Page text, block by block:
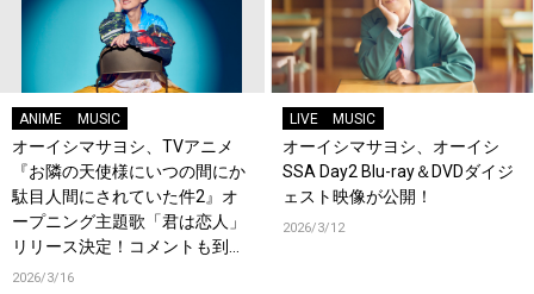
ANIME MUSIC
オーイシマサヨシ、TVアニメ
『お隣の天使様にいつの間にか
駄目人間にされていた件2』オ
ープニング主題歌「君は恋人」
リリース決定！コメントも到
着！
2026/3/16
LIVE MUSIC
オーイシマサヨシ、オーイシ
SSA Day2 Blu-ray＆DVDダイジ
ェスト映像が公開！
2026/3/12